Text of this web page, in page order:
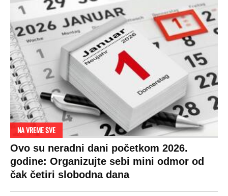
NA VREME SVE
Ovo su neradni dani početkom 2026.
godine: Organizujte sebi mini odmor od
čak četiri slobodna dana